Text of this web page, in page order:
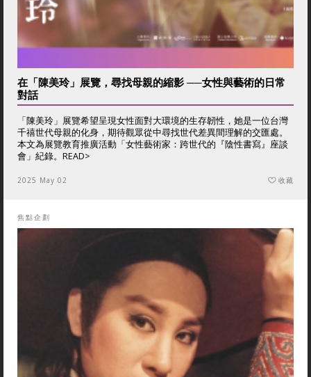
在「陳美玲」展覽，尋找母親的縮影 ──女性與藝術的日常
對話
「陳美玲」展覽希望呈現女性面對大環境的生存韌性，她是一位台灣
千禧世代母親的化身，期待觀眾從中尋找世代差異間理解的交匯處。
本文為展覽教育推廣活動「女性藝術家：跨世代的『陰性書寫』座談
會」紀錄。 READ>
2025 May 02 收藏
焦點企劃